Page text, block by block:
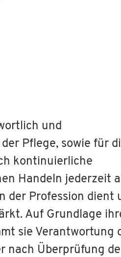
und
Pflege, sowie für
kontinuierliche
Handeln jederzeit
der Profession dient
Auf Grundlage
sie Verantwortung
nach Überprüfung